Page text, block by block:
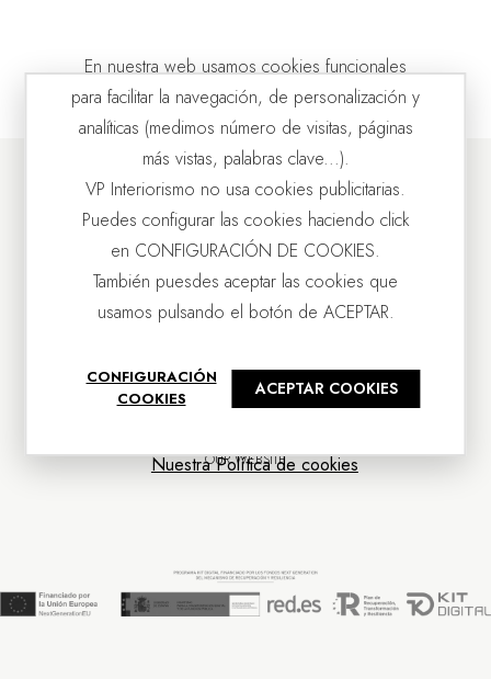
OUR COMPANY
CUSTOMER SERVICE
OUR WEBSITE
En nuestra web usamos cookies funcionales
para facilitar la navegación, de personalización y
analíticas (medimos número de visitas, páginas
más vistas, palabras clave...).
VP Interiorismo no usa cookies publicitarias.
Puedes configurar las cookies haciendo click
en CONFIGURACIÓN DE COOKIES.
También puesdes aceptar las cookies que
usamos pulsando el botón de ACEPTAR.
CONFIGURACIÓN
COOKIES
ACEPTAR COOKIES
Nuestra Política de cookies